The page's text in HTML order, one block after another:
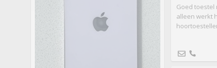
Goed toestel
alleen werkt